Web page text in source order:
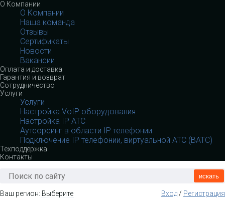
О Компании
О Компании
Наша команда
Отзывы
Сертификаты
Новости
Вакансии
Оплата и доставка
Гарантия и возврат
Сотрудничество
Услуги
Услуги
Настройка VoIP оборудования
Настройка IP АТС
Аутсорсинг в области IP телефонии
Подключение IP телефонии, виртуальной АТС (ВАТС)
Техподдержка
Контакты
искать
Ваш регион: Выберите Вход/ Регистрация